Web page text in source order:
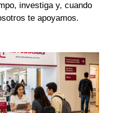
investiga y, cuando
te apoyamos.